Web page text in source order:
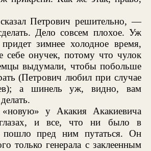
Петрович решительно, —
Дело совсем плохое. Уж
зимнее холодное время,
себе онучек, потому что чулок
выдумали, чтобы побольше
(Петрович любил при случае
а шинель уж, видно, вам
у Акакия Акакиевича
и все, что ни было в
пошло пред ним путаться. Он
только генерала с заклеенным